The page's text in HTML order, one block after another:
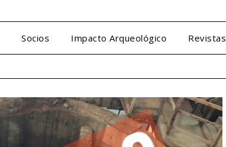
Socios Impacto Arqueológico Revistas